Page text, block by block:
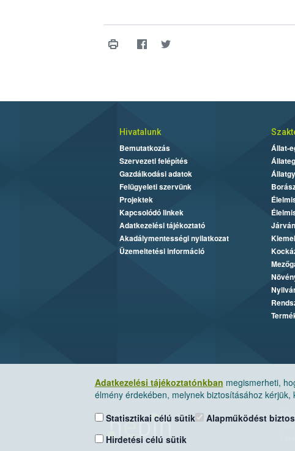
Adatkezelési tájékoztatónkban megismerheti,
élmény érdekében, melynek biztosításához kérjük,
Statisztikai célú sütik
Hirdetési célú sütik
Alapműködést
Hivatalunk
Bemutatkozás
Szervezeti felépítés
Gazdálkodási adatok
Felügyeleti szervünk
Projektek
Kapcsolódó linkek
Adatkezelési tájékoztató
Akadálymentességi nyilatkozat
Üzemeltetési információ
Állat-